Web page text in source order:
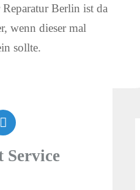
Berlin ist da
wenn dieser mal
sollte.
Service